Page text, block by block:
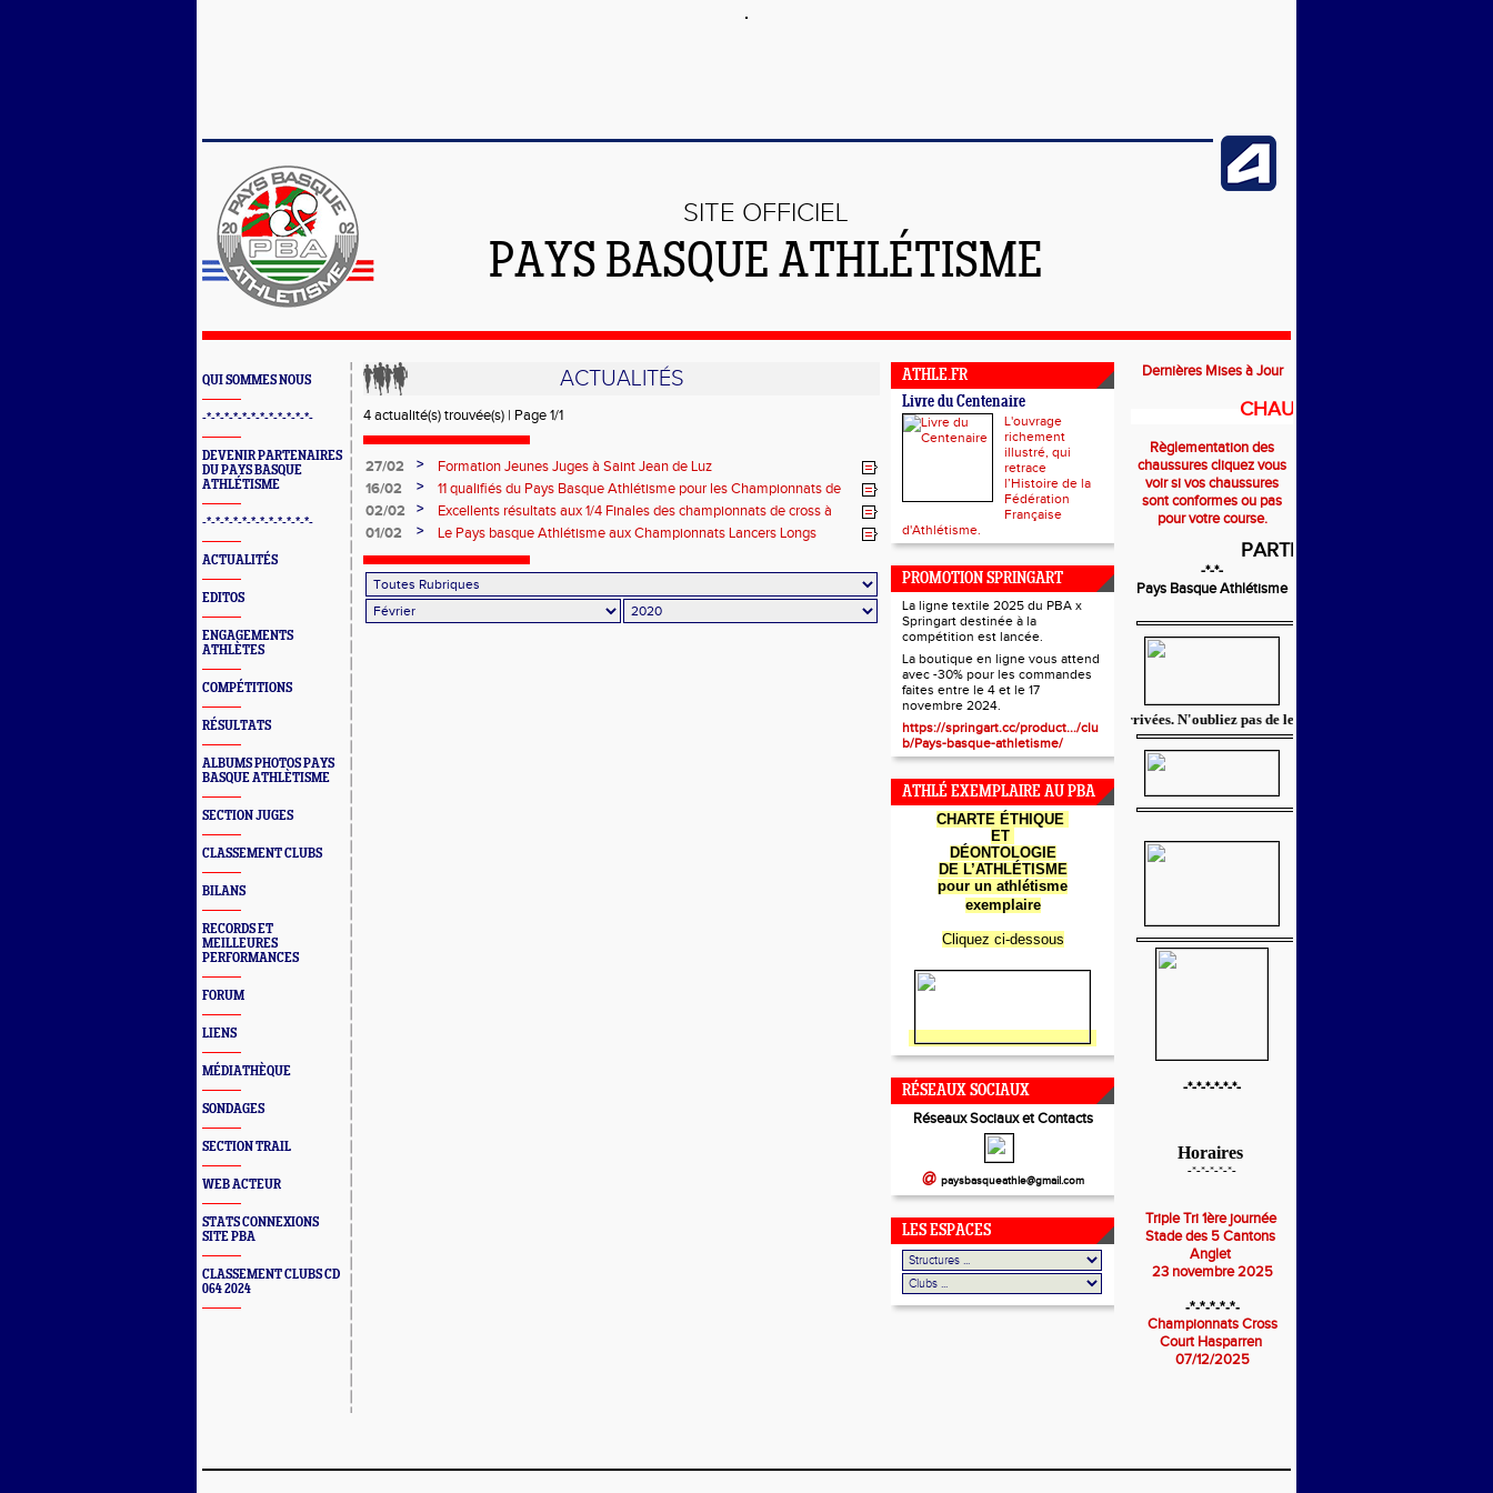
SITE OFFICIEL
PAYS BASQUE ATHLÉTISME
QUI SOMMES NOUS
-*-*-*-*-*-*-*-*-*-*-*-*-
DEVENIR PARTENAIRES
DU PAYS BASQUE
ATHLÉTISME
-*-*-*-*-*-*-*-*-*-*-*-*-
ACTUALITÉS
EDITOS
ENGAGEMENTS
ATHLÈTES
COMPÉTITIONS
RÉSULTATS
ALBUMS PHOTOS PAYS
BASQUE ATHLÈTISME
SECTION JUGES
CLASSEMENT CLUBS
BILANS
RECORDS ET
MEILLEURES
PERFORMANCES
FORUM
LIENS
MÉDIATHÈQUE
SONDAGES
SECTION TRAIL
WEB ACTEUR
STATS CONNEXIONS
SITE PBA
CLASSEMENT CLUBS CD
064 2024
ACTUALITÉS
4 actualité(s) trouvée(s) | Page 1/1
27/02 >
Formation Jeunes Juges à Saint Jean de Luz
16/02
>
11 qualifiés du Pays Basque Athlétisme pour les Championnats de
France de Cross à Montauban
02/02 >
Excellents résultats aux 1/4 Finales des championnats de cross à
Agen
01/02 >
Le Pays basque Athlétisme aux Championnats Lancers Longs
ATHLE.FR
Livre du Centenaire
L'ouvrage
richement
illustré, qui
retrace
l’Histoire de la
Fédération
Française
d'Athlétisme.
PROMOTION SPRINGART
La ligne textile 2025 du PBA x
Springart destinée à la
compétition est lancée.
La boutique en ligne vous attend
avec -30% pour les commandes
faites entre le 4 et le 17
novembre 2024.
https://springart.cc/product.../clu
b/Pays-basque-athletisme/
ATHLÉ EXEMPLAIRE AU PBA
CHARTE ÉTHIQUE
ET
DÉONTOLOGIE
DE L’ATHLÉTISME
pour un athlétisme
exemplaire
Cliquez ci-dessous
RÉSEAUX SOCIAUX
Réseaux Sociaux et Contacts
@ paysbasqueathle@gmail.com
LES ESPACES
Dernières Mises à Jour
CHAUSSURES
Règlementation des
chaussures cliquez vous
voir si vos chaussures
sont conformes ou pas
pour votre course.
PARTENAIRES
-*-*-
Pays Basque Athlétisme
Les cartes de réductions sont arrivées. N'oubliez pas de les réclamer à votre club.
-*-*-*-*-*-*-
Horaires
-*-*-*-*-*-
Triple Tri 1ère journée
Stade des 5 Cantons
Anglet
23 novembre 2025
-*-*-*-*-*-
Championnats Cross
Court Hasparren
07/12/2025